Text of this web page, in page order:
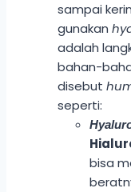
sampai
gunakan
adalah
bahan-
disebut
seperti:
bisa